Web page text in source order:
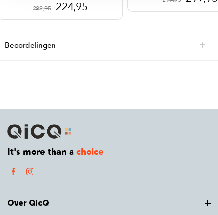
299,95 224,95
Beoordelingen
It's more than a choice
Over QicQ